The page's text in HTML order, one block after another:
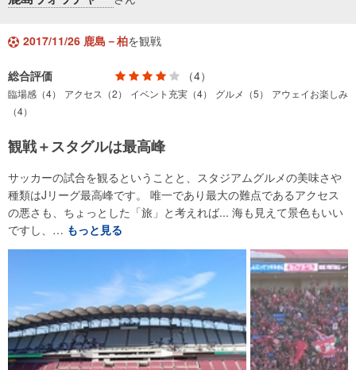
2017/11/26 鹿島－柏を観戦
総合評価 （4）
臨場感（4） アクセス（2） イベント充実（4） グルメ（5）
アウェイお楽しみ
（4）
観戦＋スタグルは最高峰
サッカーの試合を観るということと、スタジアムグルメの美味さや
種類はJリーグ最高峰です。 唯一であり最大の難点であるアクセス
の悪さも、ちょっとした「旅」と考えれば... 海も見えて景色もいい
ですし、… もっと見る